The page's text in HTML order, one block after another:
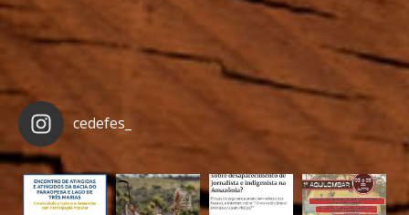
cedefes_